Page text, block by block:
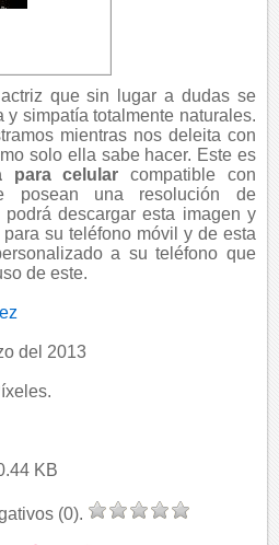
que sin lugar a dudas se
y simpatía totalmente naturales.
mientras nos deleita con
solo ella sabe hacer. Este es
para celular compatible con
posean una resolución de
descargar esta imagen y
para su teléfono móvil y de esta
a su teléfono que
de este.
del 2013
KB
(0).